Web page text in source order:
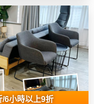
6小時以上9折